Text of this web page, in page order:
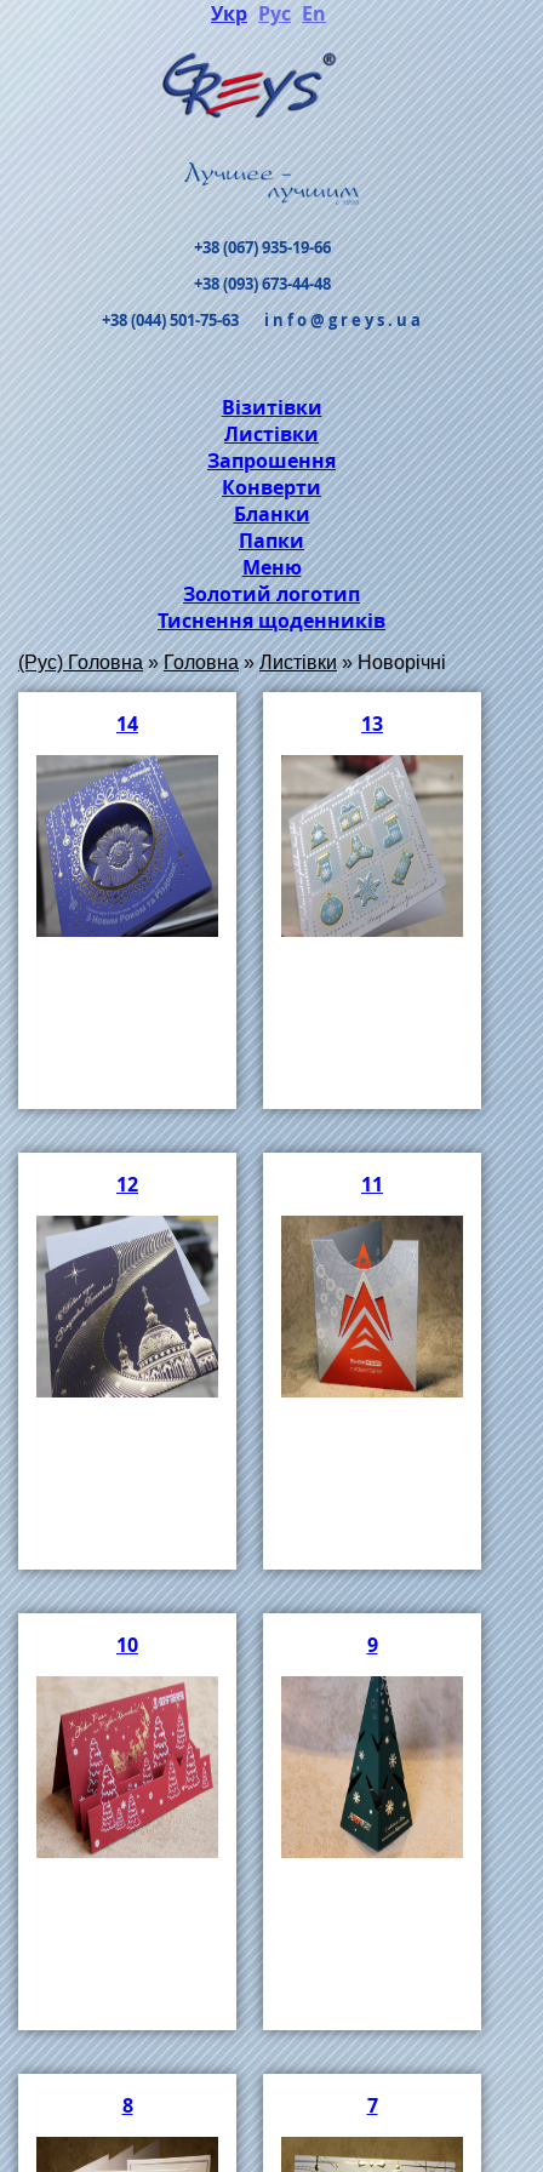
Укр Рус En
+38 (067) 935-19-66
+38 (093) 673-44-48
+38 (044) 501-75-63
info@greys.ua
Візитівки
Листівки
Запрошення
Конверти
Бланки
Папки
Меню
Золотий логотип
Тиснення щоденників
(Рус) Головна»Головна»Листівки»Новорічні
14 13
12 11
10 9
8 7